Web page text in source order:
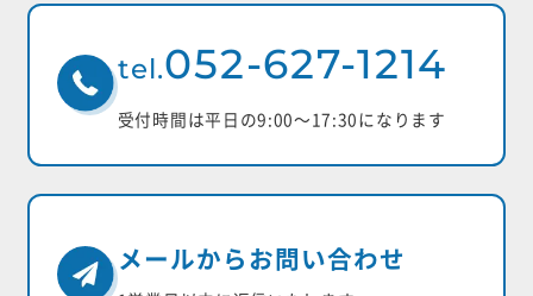
tel.052-627-1214
受付時間は平日の9:00〜17:30になります
メールからお問い合わせ